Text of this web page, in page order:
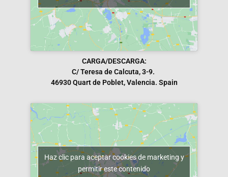
CARGA/DESCARGA:
C/ Teresa de Calcuta, 3-9.
46930 Quart de Poblet, Valencia. Spain
Haz clic para aceptar cookies de marketing y
permitir este contenido